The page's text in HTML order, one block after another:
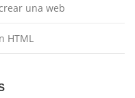
una web
HTML